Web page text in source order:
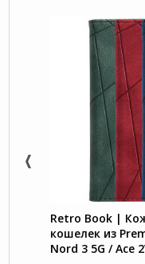
Retro Book |
кошелек из
Nord 3 5G / Ace